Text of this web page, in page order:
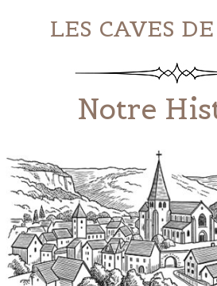
LES CAVES
Notre